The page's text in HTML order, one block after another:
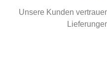
Unsere Kunden